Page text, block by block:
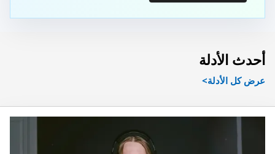
أحدث الأدلة
عرض كل الأدلة